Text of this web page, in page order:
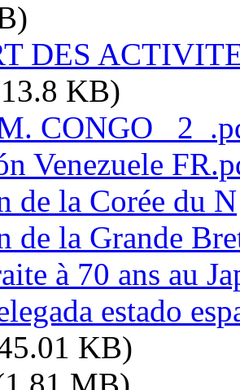
DES
KB)
CONGO
Venezuele
de la Corée du N
de la Grande
à 70 ans au
estado
KB)